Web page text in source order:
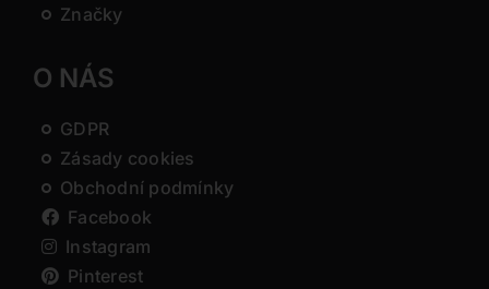
Značky
O NÁS
GDPR
Zásady cookies
Obchodní podmínky
Facebook
Instagram
Pinterest